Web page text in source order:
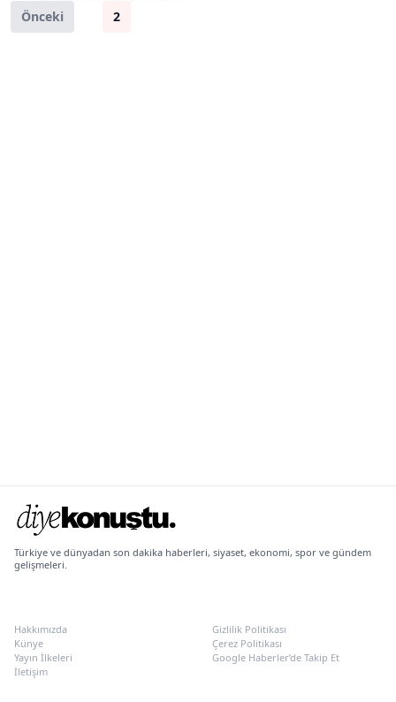
Önceki
2
Türkiye ve dünyadan son dakika haberleri, siyaset, ekonomi, spor ve gündem
gelişmeleri.
Hakkımızda
Künye
Yayın İlkeleri
İletişim
Gizlilik Politikası
Çerez Politikası
Google Haberler’de Takip Et